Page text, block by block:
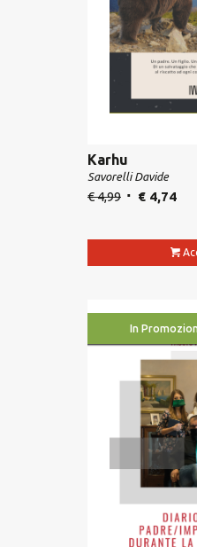
Karhu
Savorelli Davide
€4,99 €4,74
In